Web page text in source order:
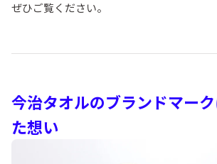
ぜひご覧ください。
今治タオルのブランドマー
た想い